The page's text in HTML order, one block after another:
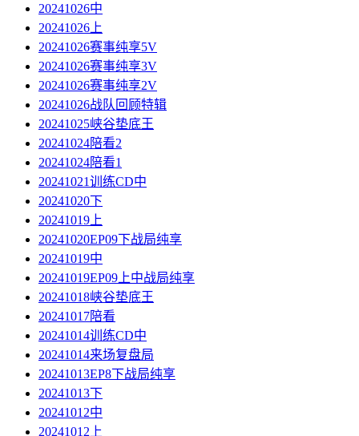
20241026中
20241026上
20241026赛事纯享5V
20241026赛事纯享3V
20241026赛事纯享2V
20241026战队回顾特辑
20241025峡谷垫底王
20241024陪看2
20241024陪看1
20241021训练CD中
20241020下
20241019上
20241020EP09下战局纯享
20241019中
20241019EP09上中战局纯享
20241018峡谷垫底王
20241017陪看
20241014训练CD中
20241014来场复盘局
20241013EP8下战局纯享
20241013下
20241012中
20241012上